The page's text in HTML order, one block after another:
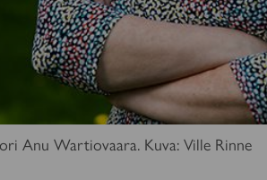
Anu Wartiovaara. Kuva: Ville Rinne